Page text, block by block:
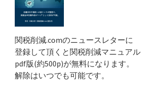
関税削減.comのニュースレターに
登録して頂くと関税削減マニュアル
pdf版(約500p)が無料になります。
解除はいつでも可能です。